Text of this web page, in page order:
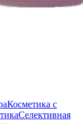
Косметика с
Селективная